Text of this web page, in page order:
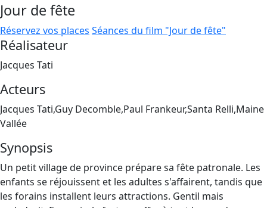
Jour de fête
Réservez vos places Séances du film "Jour de fête"
Réalisateur
Jacques Tati
Acteurs
Jacques Tati,Guy Decomble,Paul Frankeur,Santa Relli,Maine
Vallée
Synopsis
Un petit village de province prépare sa fête patronale. Les
enfants se réjouissent et les adultes s'affairent, tandis que
les forains installent leurs attractions. Gentil mais